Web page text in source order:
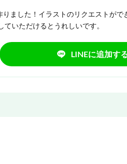
ました！イラストのリクエストがで
いただけるとうれしいです。
LINEに追加す